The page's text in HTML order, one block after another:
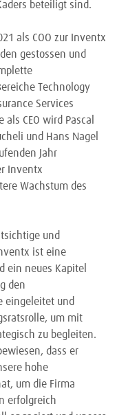
beteiligt sind.
als COO zur Inventx
gestossen und
Technology
Services
CEO wird Pascal
und Hans Nagel
Jahr
Inventx
Wachstum des
und
ist eine
ein neues Kapitel
den
eingeleitet und
um mit
zu begleiten.
dass er
hohe
um die Firma
erfolgreich